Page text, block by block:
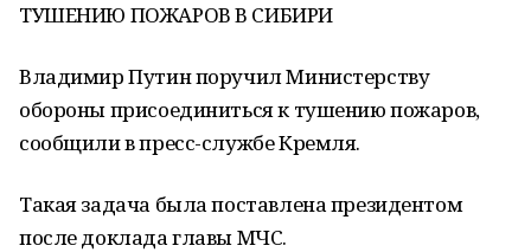
ТУШЕНИЮ ПОЖАРОВ В СИБИРИ
Владимир Путин поручил Министерству
обороны присоединиться к тушению пожаров,
сообщили в пресс-службе Кремля.
Такая задача была поставлена президентом
после доклада главы МЧС.